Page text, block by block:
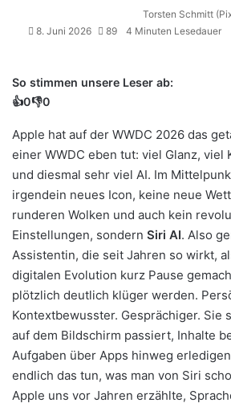
Torsten Schmitt
8. Juni 2026
89 4 Minuten Lesedauer
So stimmen unsere Leser ab:
👍0👎0
Apple hat auf der WWDC 2026 das
einer WWDC eben tut: viel Glanz, viel
und diesmal sehr viel AI. Im
irgendein neues Icon, keine neue
runderen Wolken und auch kein
Einstellungen, sondern Siri AI. Also
Assistentin, die seit Jahren so wirkt,
digitalen Evolution kurz Pause
plötzlich deutlich klüger werden.
Kontextbewusster. Gesprächiger. Sie
auf dem Bildschirm passiert, Inhalte
Aufgaben über Apps hinweg
endlich das tun, was man von Siri
Apple uns vor Jahren erzählte,